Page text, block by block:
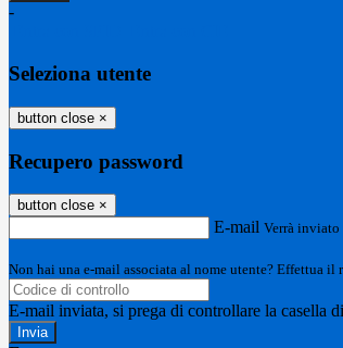
-
Seleziona utente
button close ×
Recupero password
button close ×
E-mail Verrà
Non hai una e-mail associata al nome utente? Effettua il
E-mail inviata, si prega di controllare la casella